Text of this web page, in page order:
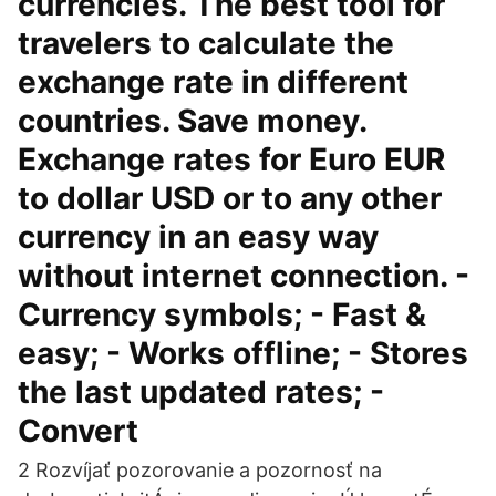
travelers to calculate the
exchange rate in different
countries. Save money.
Exchange rates for Euro EUR
to dollar USD or to any other
currency in an easy way
without internet connection. -
Currency symbols; - Fast &
easy; - Works offline; - Stores
the last updated rates; -
Convert
2 Rozvíjať pozorovanie a pozornosť na